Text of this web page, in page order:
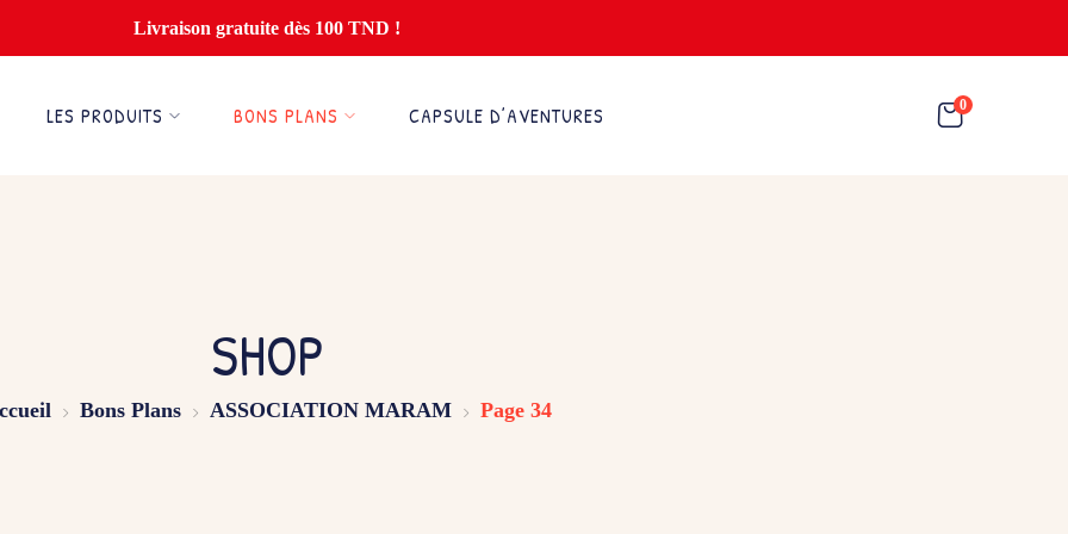
Livraison gratuite dès 100 TND !
LES PRODUITS BONS PLANS CAPSULE D’AVENTURES 0
SHOP
Bons Plans ASSOCIATION MARAM Page 34